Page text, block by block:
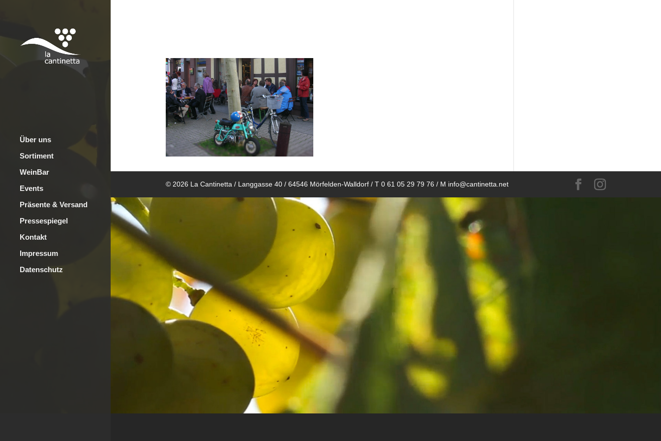
Über uns
Sortiment
WeinBar
Events
Präsente & Versand
Pressespiegel
Kontakt
Impressum
Datenschutz
© 2026 La Cantinetta / Langgasse 40 / 64546 Mörfelden-Walldorf / T 0 61 05 29 79 76 / M info@cantinetta.net